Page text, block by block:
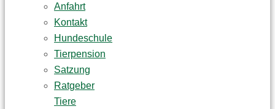
Anfahrt
Kontakt
Hundeschule
Tierpension
Satzung
Ratgeber
Tiere